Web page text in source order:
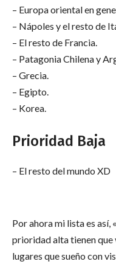
– Europa oriental en
– Nápoles y el resto de
– El resto de Francia.
– Patagonia Chilena y
– Grecia.
– Egipto.
– Korea.
Prioridad Baja
– El resto del mundo XD
Por ahora mi lista es
prioridad alta tienen que
lugares que sueño con